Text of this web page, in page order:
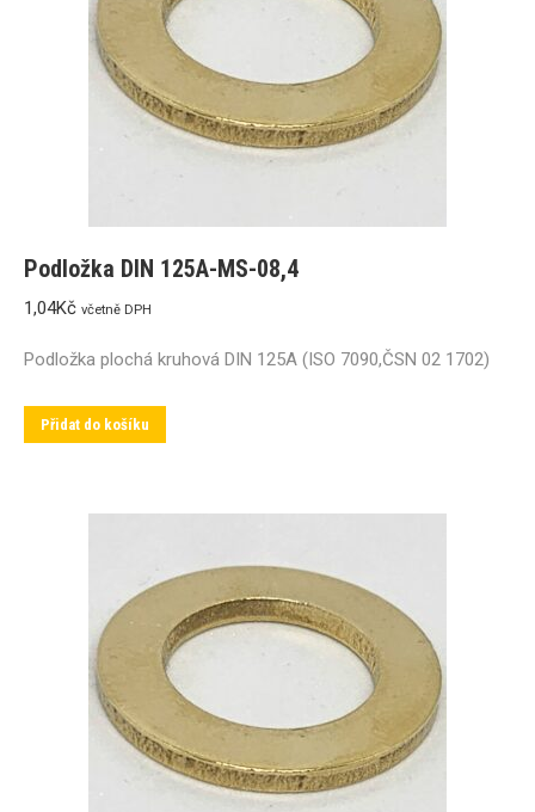
Podložka DIN 125A-MS-08,4
1,04Kč včetně DPH
Podložka plochá kruhová DIN 125A (ISO 7090,ČSN 02 1702)
Přidat do košíku